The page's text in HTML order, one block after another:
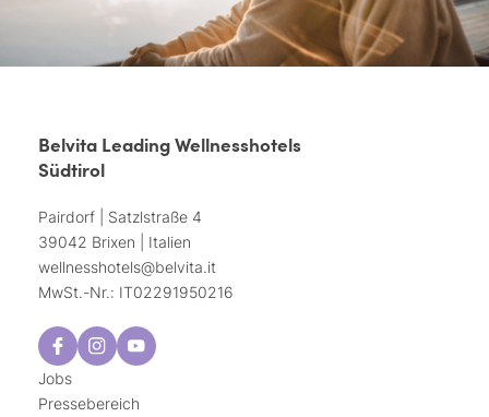
Belvita Leading Wellnesshotels
Südtirol
Pairdorf | Satzlstraße 4
39042 Brixen | Italien
wellnesshotels@belvita.it
MwSt.-Nr.: IT02291950216
Jobs
Pressebereich